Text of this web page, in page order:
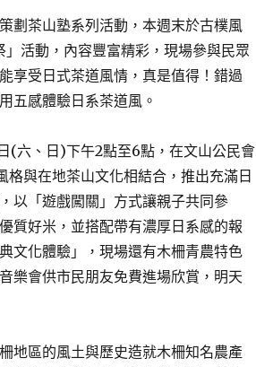
茶山塾系列活動，本週末於古樸風
活動，內容豐富精彩，現場參與民眾
享受日式茶道風情，真是值得！錯過
五感體驗日系茶道風。
六、日)下午2點至6點，在文山公民會
與在地茶山文化相結合，推出充滿日
以「遊戲闖關」方式讓親子共同參
質好米，並搭配帶有濃厚日系感的報
文化體驗」，現場還有木柵青農特色
樂會供市民朋友免費進場欣賞，明天
區的風土與歷史造就木柵知名農產